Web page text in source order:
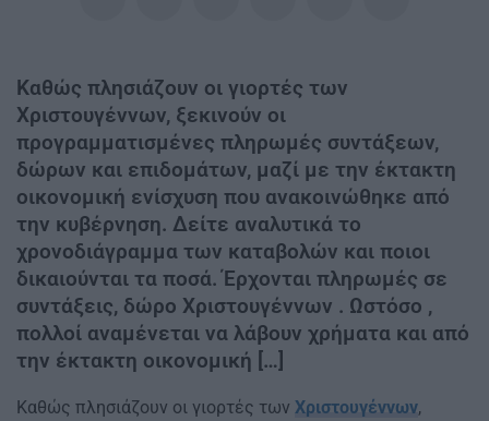
Καθώς πλησιάζουν οι γιορτές των
Χριστουγέννων, ξεκινούν οι
προγραμματισμένες πληρωμές συντάξεων,
δώρων και επιδομάτων, μαζί με την έκτακτη
οικονομική ενίσχυση που ανακοινώθηκε από
την κυβέρνηση. Δείτε αναλυτικά το
χρονοδιάγραμμα των καταβολών και ποιοι
δικαιούνται τα ποσά. Έρχονται πληρωμές σε
συντάξεις, δώρο Χριστουγέννων . Ωστόσο ,
πολλοί αναμένεται να λάβουν χρήματα και από
την έκτακτη οικονομική […]
Καθώς πλησιάζουν οι γιορτές των Χριστουγέννων,